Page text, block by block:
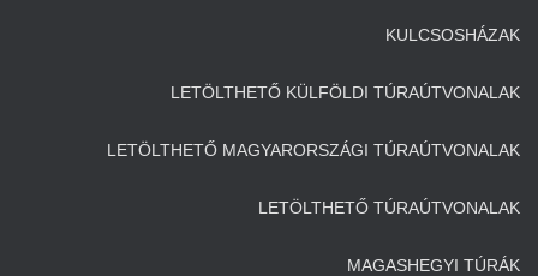
KULCSOSHÁZAK
LETÖLTHETŐ KÜLFÖLDI TÚRAÚTVONALAK
LETÖLTHETŐ MAGYARORSZÁGI TÚRAÚTVONALAK
LETÖLTHETŐ TÚRAÚTVONALAK
MAGASHEGYI TÚRÁK